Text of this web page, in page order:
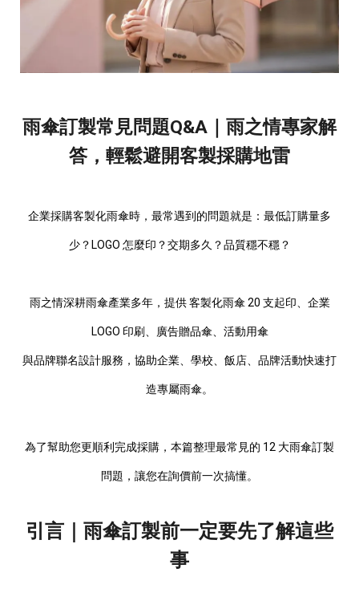
雨傘訂製常見問題Q&A｜雨之情專家解
答，輕鬆避開客製採購地雷
企業採購客製化雨傘時，最常遇到的問題就是：最低訂購量多
少？LOGO 怎麼印？交期多久？品質穩不穩？
雨之情深耕雨傘產業多年，提供 客製化雨傘 20 支起印、企業
LOGO 印刷、廣告贈品傘、活動用傘
與品牌聯名設計服務，協助企業、學校、飯店、品牌活動快速打
造專屬雨傘。
為了幫助您更順利完成採購，本篇整理最常見的 12 大雨傘訂製
問題，讓您在詢價前一次搞懂。
引言｜雨傘訂製前一定要先了解這些
事